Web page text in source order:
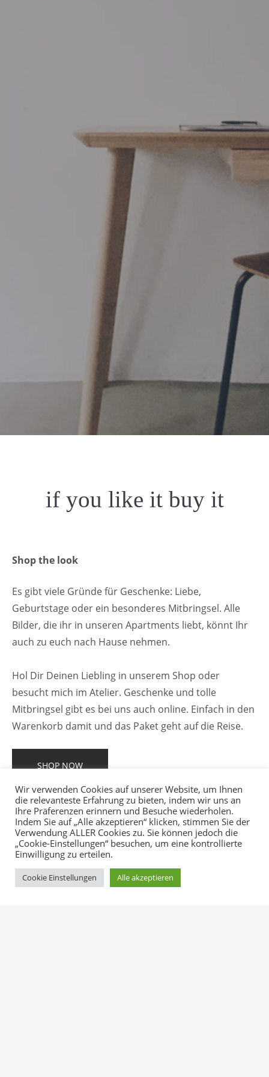
if you like it buy it
Shop the look
Es gibt viele Gründe für Geschenke: Liebe,
Geburtstage oder ein besonderes Mitbringsel. Alle
Bilder, die ihr in unseren Apartments liebt, könnt Ihr
auch zu euch nach Hause nehmen.
Hol Dir Deinen Liebling in unserem Shop oder
besucht mich im Atelier. Geschenke und tolle
Mitbringsel gibt es bei uns auch online. Einfach in den
Warenkorb damit und das Paket geht auf die Reise.
SHOP NOW
Wir verwenden Cookies auf unserer Website, um Ihnen
die relevanteste Erfahrung zu bieten, indem wir uns an
Ihre Präferenzen erinnern und Besuche wiederholen.
Indem Sie auf „Alle akzeptieren“ klicken, stimmen Sie der
Verwendung ALLER Cookies zu. Sie können jedoch die
„Cookie-Einstellungen“ besuchen, um eine kontrollierte
Einwilligung zu erteilen.
Cookie Einstellungen Alle akzeptieren